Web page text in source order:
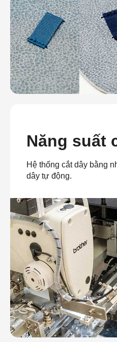
Năng suất
Hệ thống cắt dây bằng
dây tự động.